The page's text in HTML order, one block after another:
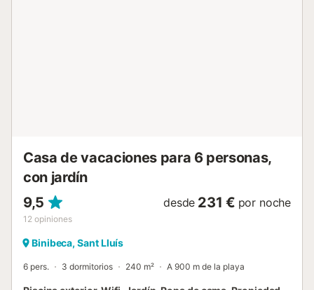
Casa de vacaciones para 6 personas,
con jardín
9,5
12 opiniones
desde 231 € por noche
Binibeca, Sant Lluís
6 pers. 3 dormitorios 240 m² A 900 m de la playa